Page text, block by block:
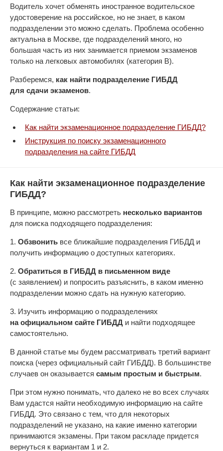
Водитель хочет обменять иностранное водительское
удостоверение на российское, но не знает, в каком
подразделении это можно сделать. Проблема особенно
актуальна в Москве, где подразделений много, но
большая часть из них занимается приемом экзаменов
только на легковых автомобилях (категория В).
Разберемся, как найти подразделение ГИБДД
для сдачи экзаменов.
Содержание статьи:
Как найти экзаменационное подразделение ГИБДД?
Инструкция по поиску экзаменационного
подразделения на сайте ГИБДД
Как найти экзаменационное подразделение
ГИБДД?
В принципе, можно рассмотреть несколько вариантов
для поиска подходящего подразделения:
1. Обзвонить все ближайшие подразделения ГИБДД и
получить информацию о доступных категориях.
2. Обратиться в ГИБДД в письменном виде
(с заявлением) и попросить разъяснить, в каком именно
подразделении можно сдать на нужную категорию.
3. Изучить информацию о подразделениях
на официальном сайте ГИБДД и найти подходящее
самостоятельно.
В данной статье мы будем рассматривать третий вариант
поиска (через официальный сайт ГИБДД). В большинстве
случаев он оказывается самым простым и быстрым.
При этом нужно понимать, что далеко не во всех случаях
Вам удастся найти необходимую информацию на сайте
ГИБДД. Это связано с тем, что для некоторых
подразделений не указано, на какие именно категории
принимаются экзамены. При таком раскладе придется
вернуться к вариантам 1 и 2.